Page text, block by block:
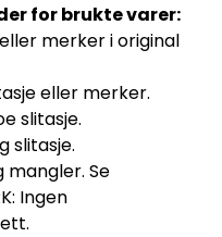
for brukte varer:
merker i original
eller merker.
slitasje.
slitasje.
mangler. Se
Ingen